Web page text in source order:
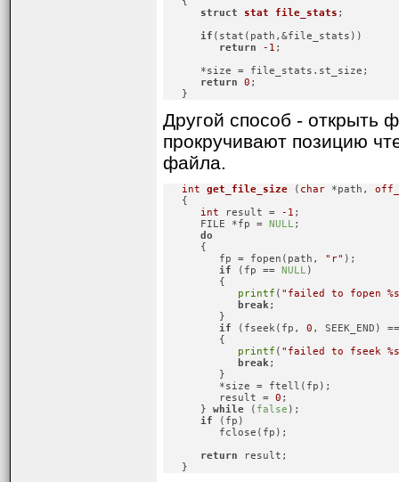
struct
stat file_stats ;
if (stat(path,&file_stats))
return
-1 ;
      *size = file_stats.st_size;
return
0 ;
   }
Другой способ - открыть
прокручивают позицию
файла.
int get_file_size ( char *path,
   {
int result = -1 ;
      FILE *fp =
NULL ;
do
      {
         fp = fopen(path,
"r" );
if (fp == NULL )
         {
printf ( "failed to fopen
break;
         }
if (fseek(fp, 0 , SEEK_END)
         {
printf ( "failed to fseek
break;
         }
         *size = ftell(fp);
         result =
0 ;
      }
while ( false );
if (fp)
         fclose(fp);
return result;